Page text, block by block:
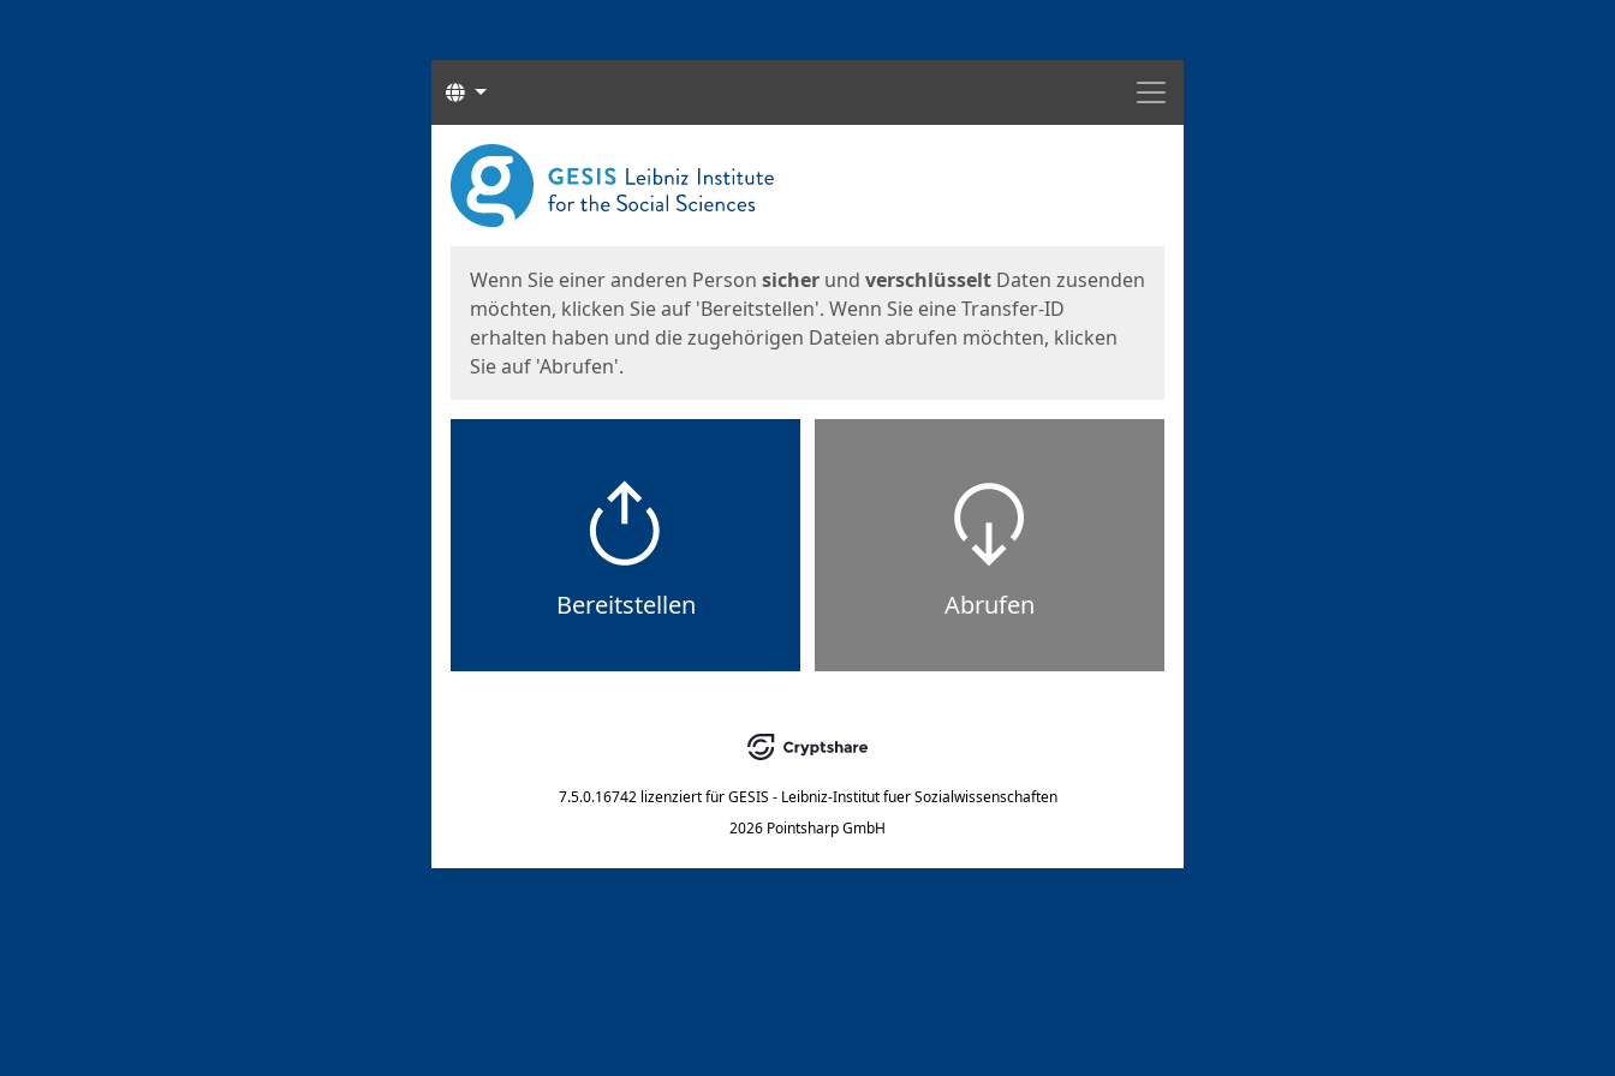
Menü
Sprachen
Start
Wenn Sie einer anderen Person sicher und verschlüsselt Daten zusenden
möchten, klicken Sie auf 'Bereitstellen'. Wenn Sie eine Transfer-ID
erhalten haben und die zugehörigen Dateien abrufen möchten, klicken
Sie auf 'Abrufen'.
Bereitstellen Abrufen
7.5.0.16742 lizenziert für GESIS - Leibniz-Institut fuer Sozialwissenschaften
2026 Pointsharp GmbH